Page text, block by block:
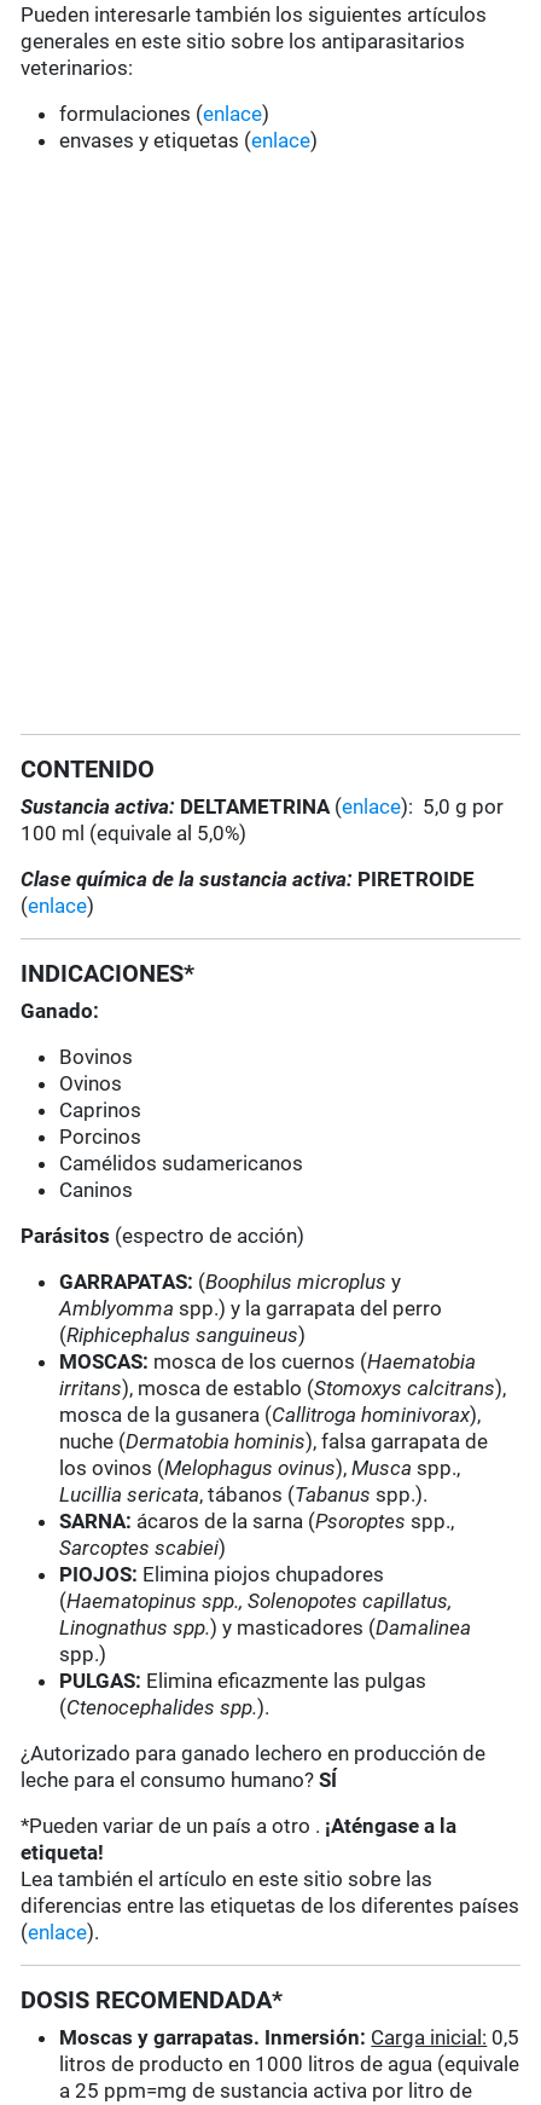
Pueden interesarle también los siguientes artículos
generales en este sitio sobre los antiparasitarios
veterinarios:
formulaciones (enlace)
envases y etiquetas (enlace)
CONTENIDO
Sustancia activa: DELTAMETRINA(enlace): 5,0 g por
100 ml (equivale al 5,0%)
Clase química de la sustancia activa: PIRETROIDE
(enlace)
INDICACIONES*
Ganado:
Bovinos
Ovinos
Caprinos
Porcinos
Camélidos sudamericanos
Caninos
Parásitos (espectro de acción)
GARRAPATAS: (Boophilus microplus y
Amblyomma spp.) y la garrapata del perro
(Riphicephalus sanguineus)
MOSCAS: mosca de los cuernos (Haematobia
irritans), mosca de establo (Stomoxys calcitrans),
mosca de la gusanera (Callitroga hominivorax),
nuche (Dermatobia hominis), falsa garrapata de
los ovinos (Melophagus ovinus),Musca spp.,
Lucillia sericata, tábanos (Tabanusspp.).
SARNA: ácaros de la sarna (Psoroptes spp.,
Sarcoptes scabiei)
PIOJOS: Elimina piojos chupadores
(Haematopinus spp., Solenopotes capillatus,
Linognathus spp.) y masticadores (Damalinea
spp.)
PULGAS: Elimina eficazmente las pulgas
(Ctenocephalides spp.).
¿Autorizado para ganado lechero en producción de
leche para el consumo humano?SÍ
*Pueden variar de un país a otro . ¡Aténgase a la
etiqueta!
Lea también el artículo en este sitio sobre las
diferencias entre las etiquetas de los diferentes países
(enlace).
DOSIS RECOMENDADA*
Moscas y garrapatas. Inmersión: Carga inicial: 0,5
litros de producto en 1000 litros de agua (equivale
a 25 ppm=mg de sustancia activa por litro de